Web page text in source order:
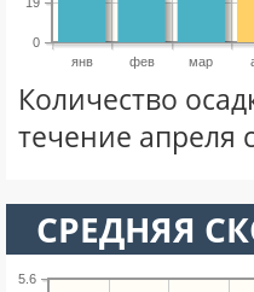
янв фев мар
0
Количество
течение апреля
СРЕДНЯЯ
5.6